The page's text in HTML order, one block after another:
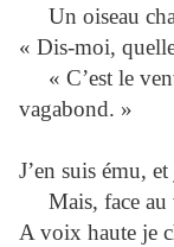
Un oiseau
« Dis-moi,
« C’est le
vagabond. »
J’en suis ému,
Mais, face au
A voix haute je